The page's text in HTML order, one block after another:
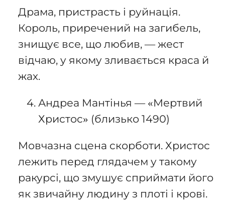
Драма, пристрасть і руйнація.
Король, приречений на загибель,
знищує все, що любив, — жест
відчаю, у якому зливається краса й
жах.
Андреа Мантінья — «Мертвий
Христос» (близько 1490)
Мовчазна сцена скорботи. Христос
лежить перед глядачем у такому
ракурсі, що змушує сприймати його
як звичайну людину з плоті і крові.